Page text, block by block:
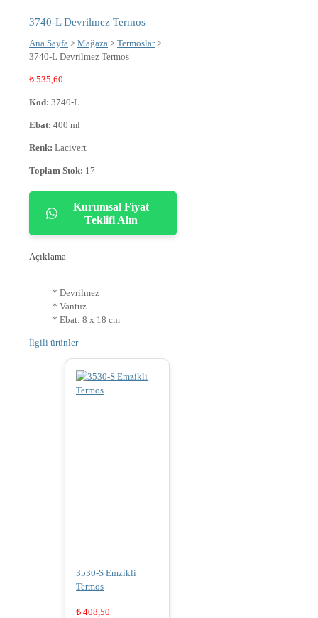
3740-L Devrilmez Termos
Ana Sayfa > Mağaza > Termoslar>
3740-L Devrilmez Termos
₺ 535,60
Kod: 3740-L
Ebat: 400 ml
Renk: Lacivert
Toplam Stok: 17
Kurumsal Fiyat
Teklifi Alın
Açıklama
* Devrilmez
* Vantuz
* Ebat: 8 x 18 cm
İlgili ürünler
3530-S Emzikli
Termos
₺ 408,50